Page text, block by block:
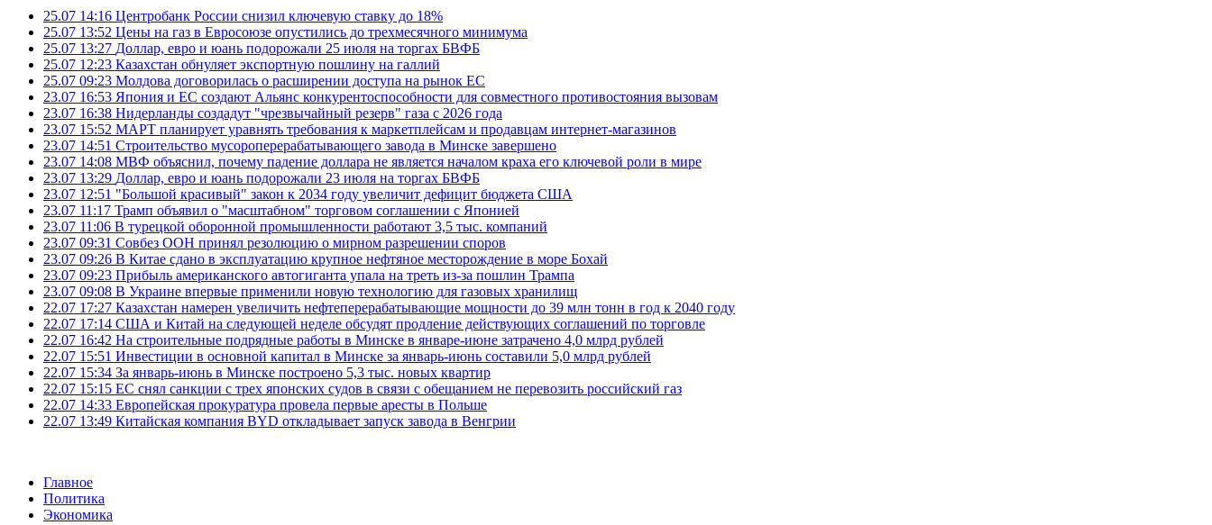
25.07 14:16 Центробанк России снизил ключевую ставку до 18%
25.07 13:52 Цены на газ в Евросоюзе опустились до трехмесячного минимума
25.07 13:27 Доллар, евро и юань подорожали 25 июля на торгах БВФБ
25.07 12:23 Казахстан обнуляет экспортную пошлину на галлий
25.07 09:23 Молдова договорилась о расширении доступа на рынок ЕС
23.07 16:53 Япония и ЕС создают Альянс конкурентоспособности для совместного противостояния вызовам
23.07 16:38 Нидерланды создадут "чрезвычайный резерв" газа с 2026 года
23.07 15:52 МАРТ планирует уравнять требования к маркетплейсам и продавцам интернет-магазинов
23.07 14:51 Строительство мусороперерабатывающего завода в Минске завершено
23.07 14:08 МВФ объяснил, почему падение доллара не является началом краха его ключевой роли в мире
23.07 13:29 Доллар, евро и юань подорожали 23 июля на торгах БВФБ
23.07 12:51 "Большой красивый" закон к 2034 году увеличит дефицит бюджета США
23.07 11:17 Трамп объявил о "масштабном" торговом соглашении с Японией
23.07 11:06 В турецкой оборонной промышленности работают 3,5 тыс. компаний
23.07 09:31 Совбез ООН принял резолюцию о мирном разрешении споров
23.07 09:26 В Китае сдано в эксплуатацию крупное нефтяное месторождение в море Бохай
23.07 09:23 Прибыль американского автогиганта упала на треть из-за пошлин Трампа
23.07 09:08 В Украине впервые применили новую технологию для газовых хранилищ
22.07 17:27 Казахстан намерен увеличить нефтеперерабатывающие мощности до 39 млн тонн в год к 2040 году
22.07 17:14 США и Китай на следующей неделе обсудят продление действующих соглашений по торговле
22.07 16:42 На строительные подрядные работы в Минске в январе-июне затрачено 4,0 млрд рублей
22.07 15:51 Инвестиции в основной капитал в Минске за январь-июнь составили 5,0 млрд рублей
22.07 15:34 За январь-июнь в Минске построено 5,3 тыс. новых квартир
22.07 15:15 ЕС снял санкции с трех японских судов в связи с обещанием не перевозить российский газ
22.07 14:33 Европейская прокуратура провела первые аресты в Польше
22.07 13:49 Китайская компания BYD откладывает запуск завода в Венгрии
Главное
Политика
Экономика